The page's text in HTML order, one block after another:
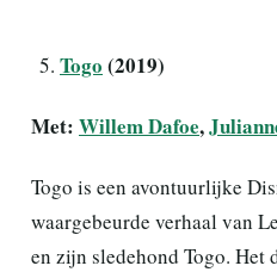
Togo (2019)
Met: Willem Dafoe,
Togo is een avontuurlijke
waargebeurde verhaal van
en zijn sledehond Togo. Het